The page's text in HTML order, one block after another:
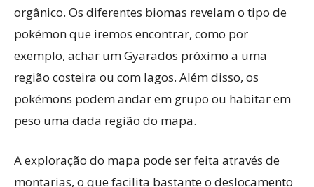
orgânico. Os diferentes biomas revelam o tipo de
pokémon que iremos encontrar, como por
exemplo, achar um Gyarados próximo a uma
região costeira ou com lagos. Além disso, os
pokémons podem andar em grupo ou habitar em
peso uma dada região do mapa.
A exploração do mapa pode ser feita através de
montarias, o que facilita bastante o deslocamento